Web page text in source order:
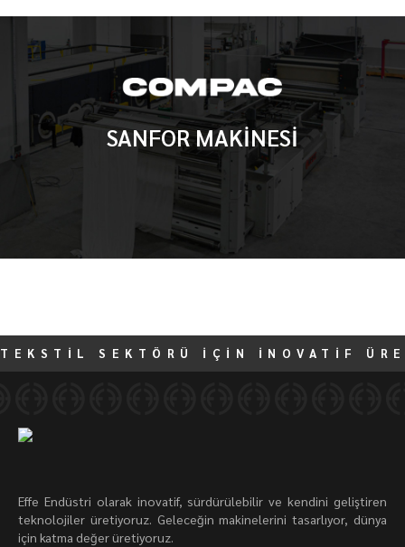
SANFOR MAKİNESİ
TEKSTİL SEKTÖRÜ İÇİN İNOVATİF
Effe Endüstri olarak inovatif, sürdürülebilir ve kendini geliştiren
teknolojiler üretiyoruz. Geleceğin makinelerini tasarlıyor, dünya
için katma değer üretiyoruz.